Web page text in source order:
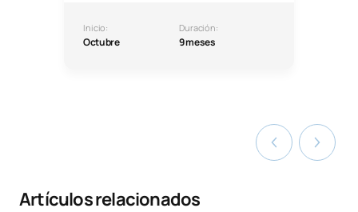
Inicio:
Octubre
Duración:
9 meses
Artículos relacionados